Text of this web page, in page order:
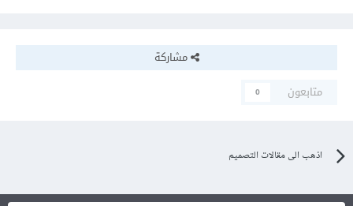
مشاركة
متابعون
0
اذهب الى مقالات التصميم